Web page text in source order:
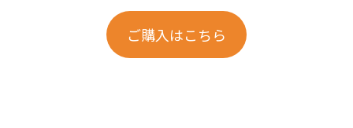
ご購入はこちら